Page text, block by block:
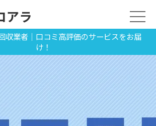
収業者｜口コミ高評価のサービスをお届
け！
アラ